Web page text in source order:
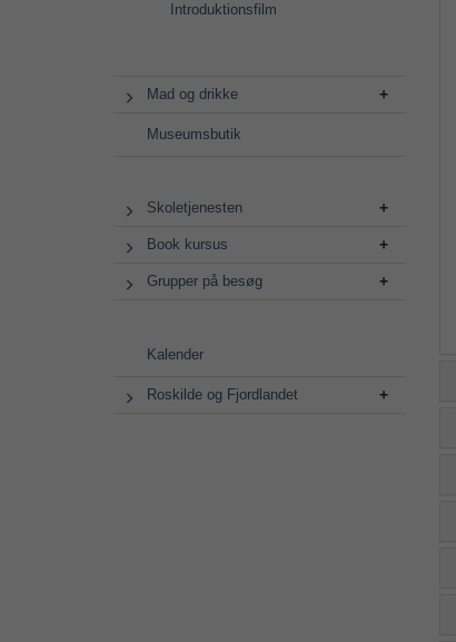
Introduktionsfilm
Mad og drikke
Museumsbutik
Skoletjenesten
Book kursus
Grupper på besøg
Kalender
Roskilde og Fjordlandet